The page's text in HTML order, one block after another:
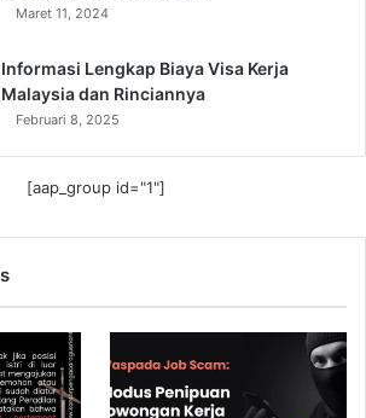
Maret 11, 2024
Informasi Lengkap Biaya Visa Kerja
Malaysia dan Rinciannya
Februari 8, 2025
[aap_group id="1"]